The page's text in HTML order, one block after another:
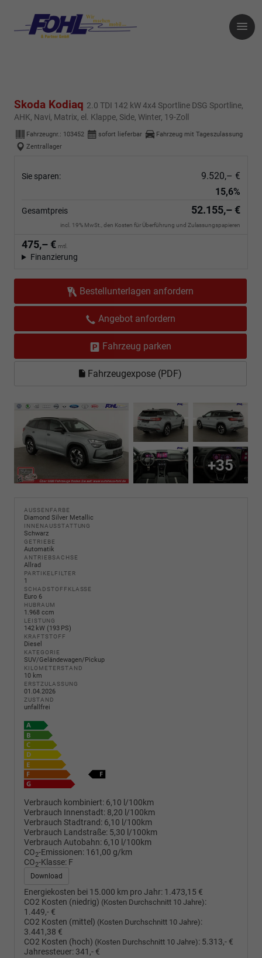
Skoda Kodiaq 2.0 TDI 142 kW 4x4 Sportline DSG Sportline,
AHK, Navi, Matrix, el. Klappe, Side, Winter, 19-Zoll
Fahrzeugnr.: 103452 sofort lieferbar
Fahrzeug mit Tageszulassung
Zentrallager
Sie sparen:
9.520,– €
15,6%
Gesamtpreis 52.155,– €
incl. 19% MwSt., den Kosten für Überführung und Zulassungspapieren
475,– € mtl.
Finanzierung
Bestellunterlagen anfordern
Angebot anfordern
Fahrzeug parken
Fahrzeugexpose (PDF)
+35
AUSSENFARBE
Diamond Silver Metallic
INNENAUSSTATTUNG
Schwarz
GETRIEBE
Automatik
ANTRIEBSACHSE
Allrad
PARTIKELFILTER
1
SCHADSTOFFKLASSE
Euro 6
HUBRAUM
1.968 ccm
LEISTUNG
142 kW (193 PS)
KRAFTSTOFF
Diesel
KATEGORIE
SUV/Geländewagen/Pickup
KILOMETERSTAND
10 km
ERSTZULASSUNG
01.04.2026
ZUSTAND
unfallfrei
Verbrauch kombiniert: 6,10 l/100km
Verbrauch Innenstadt: 8,20 l/100km
Verbrauch Stadtrand: 6,10 l/100km
Verbrauch Landstraße: 5,30 l/100km
Verbrauch Autobahn: 6,10 l/100km
CO2-Emissionen: 161,00 g/km
CO2-Klasse: F
Download
Energiekosten bei 15.000 km pro Jahr: 1.473,15 €
CO2 Kosten (niedrig) (Kosten Durchschnitt 10 Jahre):
1.449,- €
CO2 Kosten (mittel) (Kosten Durchschnitt 10 Jahre):
3.441,38 €
CO2 Kosten (hoch) (Kosten Durchschnitt 10 Jahre): 5.313,- €
Jahressteuer: 341,- €